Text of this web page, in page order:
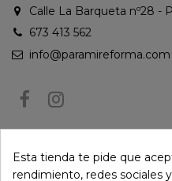
Calle La Barqueta nº28 -
673 413 562
info@paramireforma.com
Esta tienda te pide que
rendimiento, redes sociales